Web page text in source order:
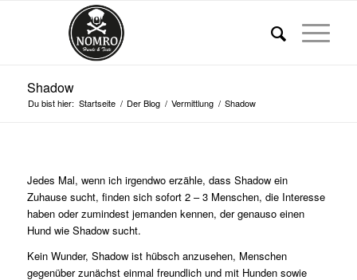
Shadow
Du bist hier: Startseite / Der Blog / Vermittlung / Shadow
Jedes Mal, wenn ich irgendwo erzähle, dass Shadow ein
Zuhause sucht, finden sich sofort 2 – 3 Menschen, die Interesse
haben oder zumindest jemanden kennen, der genauso einen
Hund wie Shadow sucht.
Kein Wunder, Shadow ist hübsch anzusehen, Menschen
gegenüber zunächst einmal freundlich und mit Hunden sowie